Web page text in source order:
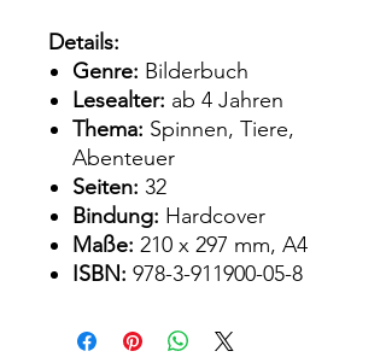
Details:
Genre: Bilderbuch
Lesealter: ab 4 Jahren
Thema: Spinnen, Tiere,
Abenteuer
Seiten: 32
Bindung: Hardcover
Maße: 210 x 297 mm, A4
ISBN: 978-3-911900-05-8